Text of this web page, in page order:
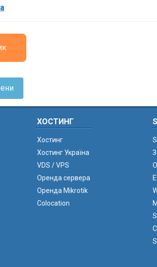
ХОСТИНГ
Хостинг
Хостинг Україна
VDS / VPS
Оренда сервера
Оренда Mikrotik
Colocation